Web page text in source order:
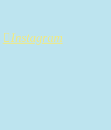
Instagram